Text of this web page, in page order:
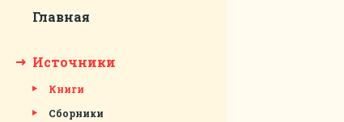
Главная
Источники
Книги
Сборники